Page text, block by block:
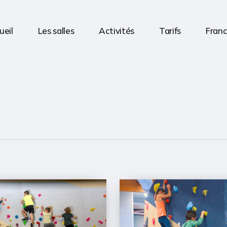
Les salles Activités Tarifs